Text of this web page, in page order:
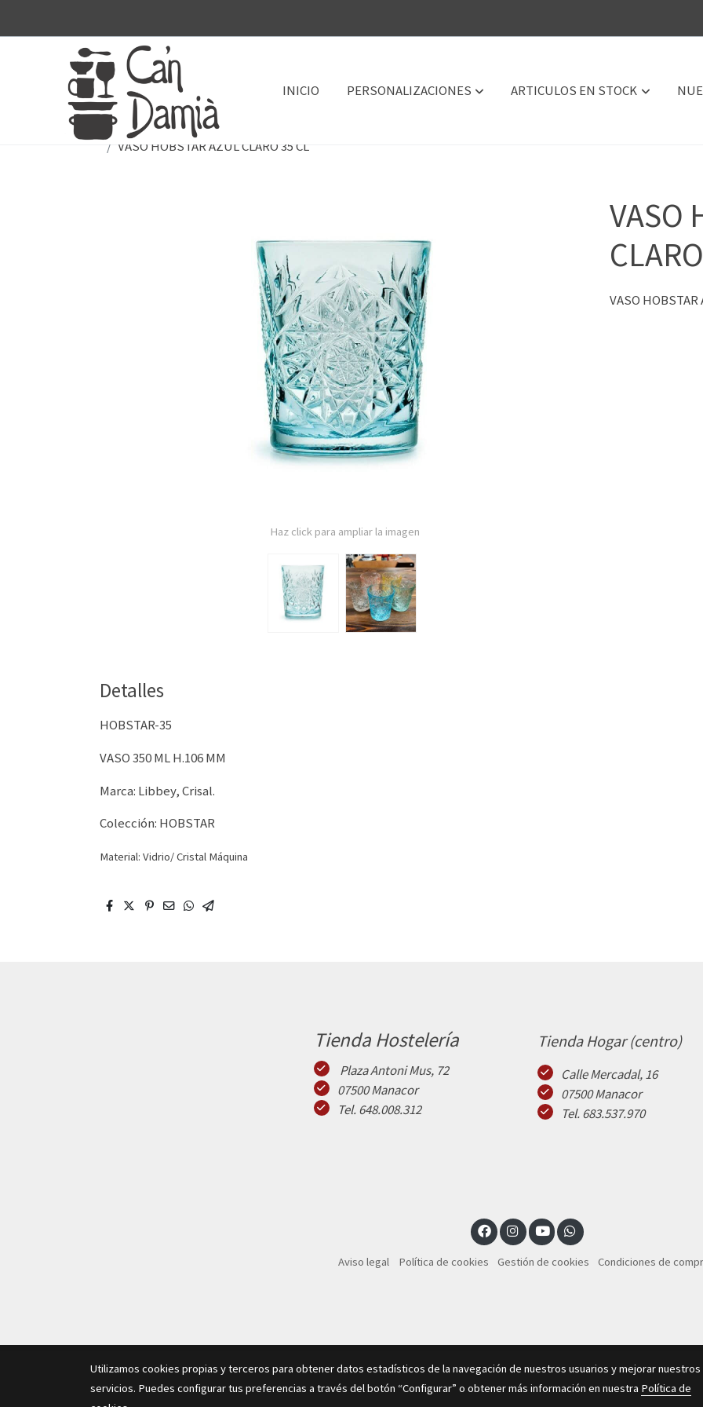
INICIO PERSONALIZACIONES ARTICULOS EN STOCK
VASO HOBSTAR AZUL CLARO 35 CL
Haz click para ampliar la imagen
Detalles
HOBSTAR-35
VASO 350 ML H.106 MM
Marca: Libbey, Crisal.
Colección: HOBSTAR
Material: Vidrio/ Cristal Máquina
VASO
VASO HOBSTAR
Tienda Hostelería
Plaza Antoni Mus, 72
07500 Manacor
Tel. 648.008.312
Tienda Hogar (centro)
Calle Mercadal, 16
07500 Manacor
Tel. 683.537.970
Aviso legal Política de cookies Gestión de cookies Condiciones de
Utilizamos cookies propias y terceros para obtener datos estadísticos de la navegación de nuestros usuarios y mejorar nuestros
servicios. Puedes configurar tus preferencias a través del botón “Configurar” o obtener más información en nuestra Política de